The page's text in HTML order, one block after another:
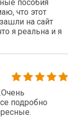
пособия
что этот
на сайт
я реальна и я
подробно